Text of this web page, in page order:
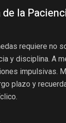
la
requiere no
y disciplina. A
impulsivas.
plazo y